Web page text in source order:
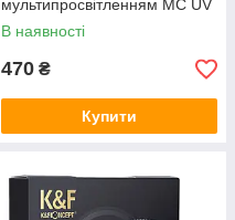
мультипросвітленням MC UV
- Slim
В наявності
470 ₴
Купити